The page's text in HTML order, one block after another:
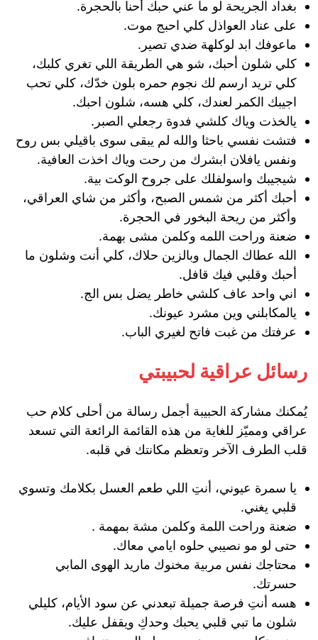
بغداد الجريحة لو ما عني حبك أحنا بالحجرة.
على عناد العواذل كلي احبج موت.
ماعوفك ابد لوكلهة ضدي تصير.
كلي شلون أحبك، شو هي الطريقة اللي تغري كلبك،
كلي تريد ارسم لك نجوم حمره بلون خدّك، كلي تحب
اجيبك الكمر لعندك، كلي هسه، شلون احبك.
يالخذت وياك كلشي فدوة رجعلي الصبر.
فتشت نفسي باحثا والله لم يبقى سوى باقيلي بس روح
ونفس يافلان ابشرك من رحت وياك اخذت العافية.
شيجيبك واسولفلك على جروح الوكت بية.
أحبك أكثر من شمس الصبح، وأكثر من شاي العراقي،
وأكثر من ريحة البخور في الحجرة.
ضعنة وراحت اللمه وكلمن مشى بهمة.
الله عطاك الجمال وبالزين حلاك، كلي أنت وشلون ما
أحبك وقلبي فيك قافل.
اني واحد عاف كلشي خاطر يضل بس الج.
يالمكابلني وين مشرد عيونك.
عرفتك من غبت فاتح لغيري الباب.
رسائل عراقية لحبيبتي
يُمكنك مشاركة الحبيبة أجمل رسالة من أحلى كلام حب
عراقي ومميّز للغاية من هذه القائمة الرائعة التي تسعد
قلب الطرف الآخر وتعظم مكانتك في قلبه.
يا سمرة عيوني، أنتِ اللي طعم العسل بكلامك وتسوي
قلبي يغني.
ضعنة وراحت اللمة وكلمن مشة بمهمة .
حتى لو مو نصيبي حلوه ايامي معاك.
محتاجك نفس مربية مخنوك ماريد الهوى المابي
حسرتك.
هسه أنتِ فرصة جميلة تبعدني عن سود الأيام، كليلي
شلون ما تبي قلبي يحبك وحدكِ ويقفل عليك.